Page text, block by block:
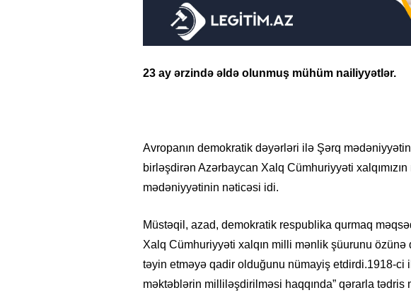
23 ay ərzində əldə olunmuş mühüm nailiyyətlər.
Avropanın demokratik dəyərləri ilə Şərq
birləşdirən Azərbaycan Xalq Cümhuriyyəti
mədəniyyətinin nəticəsi idi.
Müstəqil, azad, demokratik respublika qurmaq
Xalq Cümhuriyyəti xalqın milli mənlik şüurunu özünə
təyin etməyə qadir olduğunu nümayiş etdirdi.1918-ci
məktəblərin milliləşdirilməsi haqqında” qərarla